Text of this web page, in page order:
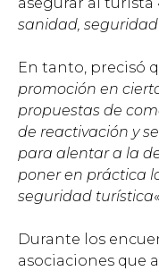
sanidad,
En tanto, precisó
promoción en
propuestas de
de reactivación y
para alentar a la
poner en práctica
seguridad turística
Durante los
asociaciones que